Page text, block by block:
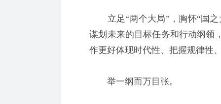
立足“两个大局”，胸怀“国之
谋划未来的目标任务和行动纲领
作更好体现时代性、把握规律性
举一纲而万目张。